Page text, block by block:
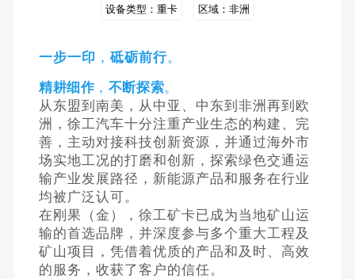
设备类型： 重卡 区域： 非洲
一步一印 ，砥砺前行。
精耕细作， 不断探索。
从东盟到南美，从中亚、中东到非洲再到欧
洲，徐工汽车十分注重产业生态的构建、完
善，主动对接科技创新资源，并通过海外市
场实地工况的打磨和创新，探索绿色交通运
输产业发展路径，新能源产品和服务在行业
均被广泛认可。
在刚果（金），徐工矿卡已成为当地矿山运
输的首选品牌，并深度参与多个重大工程及
矿山项目，凭借着优质的产品和及时、高效
的服务，收获了客户的信任。